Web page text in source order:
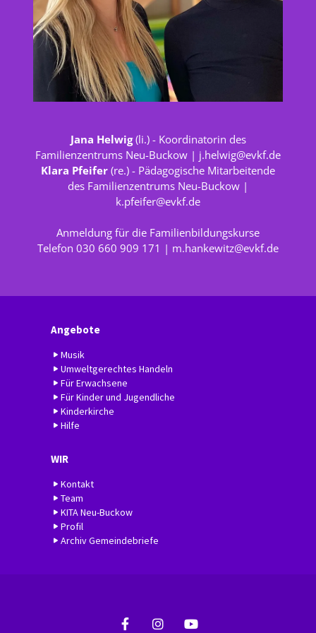
Jana Helwig(li.) - Koordinatorin des
Familienzentrums Neu-Buckow | j.helwig@evkf.de
Klara Pfeifer (re.) - Pädagogische Mitarbeitende
des Familienzentrums Neu-Buckow |
k.pfeifer@evkf.de
Anmeldung für die Familienbildungskurse
Telefon 030 660 909 171 | m.hankewitz@evkf.de
Angebote
Musik
Umweltgerechtes Handeln
Für Erwachsene
Für Kinder und Jugendliche
Kinderkirche
Hilfe
WIR
Kontakt
Team
KITA Neu-Buckow
Profil
Archiv Gemeindebriefe